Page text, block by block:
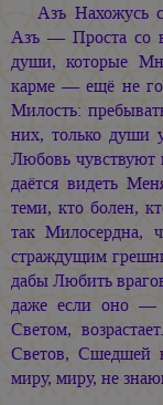
Азъ Нахожусь
Азъ — Проста со
души, которые
карме — ещё не
Милость:
них, только души
Любовь
даётся видеть
теми, кто болен,
так
страждущим
дабы Любить
даже если оно —
Светом,
Светов, Сшедшей
миру, миру, не